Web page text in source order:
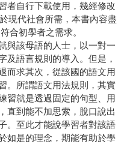
者自行下載使用，幾經修改
現代社會所需，本書內容盡
合初學者之需求。
與該母語的人士，以一對一
及語言規則的導入。但是，
而求其次，從該國的語文用
。所謂語文用法規則，其實
習就是透過固定的句型、用
直到能不加思索，脫口說出
。至此才能說學習者對該語
如是的理念，期能有助於學